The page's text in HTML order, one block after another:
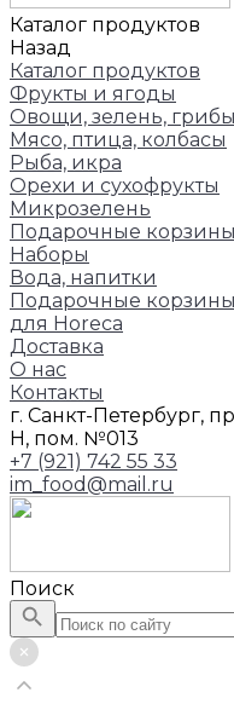
Каталог продуктов
Назад
Каталог продуктов
Фрукты и ягоды
Овощи, зелень, грибы
Мясо, птица, колбасы
Рыба, икра
Орехи и сухофрукты
Микрозелень
Подарочные корзины
Наборы
Вода, напитки
Подарочные корзины
для Horeca
Доставка
О нас
Контакты
г. Санкт-Петербург,
Н, пом. №013
+7 (921) 742 55 33
im_food@mail.ru
Поиск